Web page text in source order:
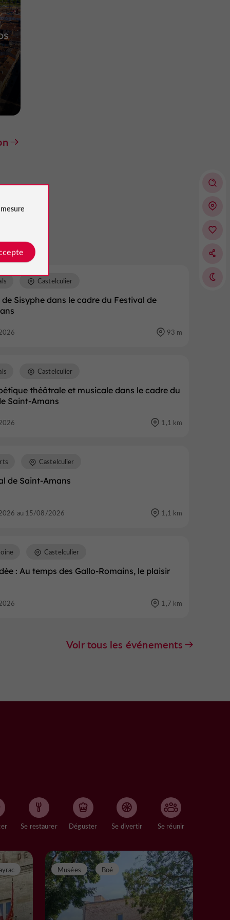
Sisyphe dans le cadre du Festival de
Castelculier
93 m
théâtrale et musicale dans le cadre du
Saint-Amans
Castelculier
1,1 km
de Saint-Amans
Castelculier
au 15/08/2026 1,1 km
: Au temps des Gallo-Romains, le plaisir
Castelculier
1,7 km
Voir tous les événements
Se restaurer Déguster Se divertir Se réunir
Musées Boé
mesure